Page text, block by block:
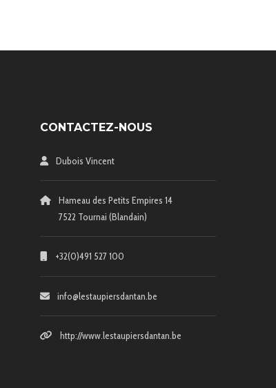
CONTACTEZ-NOUS
Dubois Vincent
Hameau des Petits Empires 14
7522 Tournai (Blandain)
+32(0)491 527 100
info@lestaupiersdantan.be
http://www.lestaupiersdantan.be